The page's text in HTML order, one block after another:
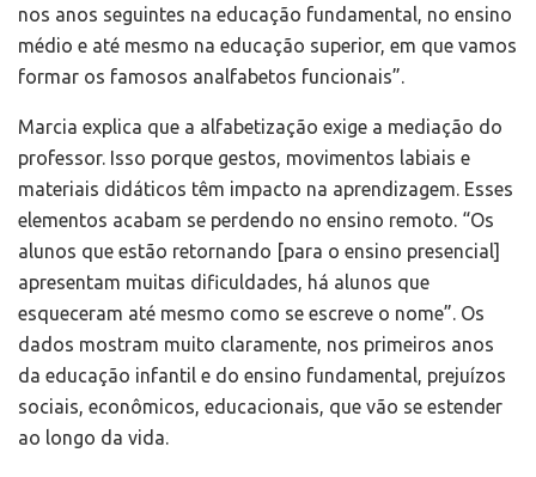
nos anos seguintes na educação fundamental, no ensino
médio e até mesmo na educação superior, em que vamos
formar os famosos analfabetos funcionais”.
Marcia explica que a alfabetização exige a mediação do
professor. Isso porque gestos, movimentos labiais e
materiais didáticos têm impacto na aprendizagem. Esses
elementos acabam se perdendo no ensino remoto. “Os
alunos que estão retornando [para o ensino presencial]
apresentam muitas dificuldades, há alunos que
esqueceram até mesmo como se escreve o nome”. Os
dados mostram muito claramente, nos primeiros anos
da educação infantil e do ensino fundamental, prejuízos
sociais, econômicos, educacionais, que vão se estender
ao longo da vida.